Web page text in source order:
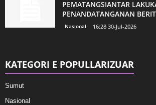
PEMATANGSIANTAR
PENANDATANGANAN
Nasional 16:28 30-Jul-2026
KATEGORI E POPULLARIZUAR
Sumut
Nasional